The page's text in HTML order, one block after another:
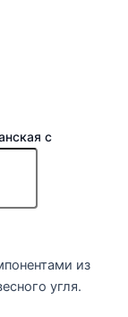
с
из
угля.